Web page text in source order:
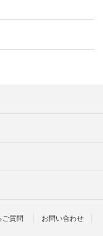
ご質問 お問い合わせ